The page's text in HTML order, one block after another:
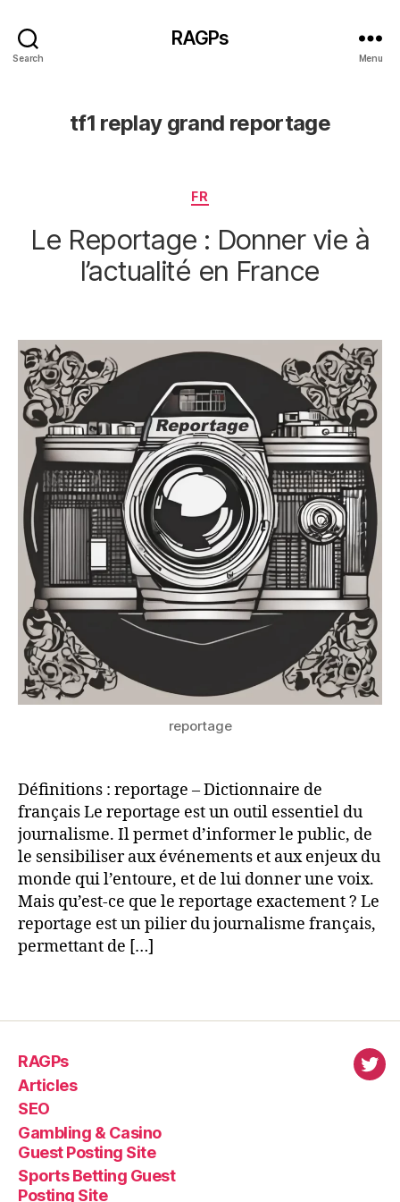
Search
RAGPs
Menu
tf1 replay grand reportage
Categories
FR
Le Reportage : Donner vie à
l’actualité en France
reportage
Définitions : reportage – Dictionnaire de
français Le reportage est un outil essentiel du
journalisme. Il permet d’informer le public, de
le sensibiliser aux événements et aux enjeux du
monde qui l’entoure, et de lui donner une voix.
Mais qu’est-ce que le reportage exactement ? Le
reportage est un pilier du journalisme français,
permettant de […]
RAGPs
Articles
SEO
Gambling & Casino
Guest Posting Site
Sports Betting Guest
Posting Site